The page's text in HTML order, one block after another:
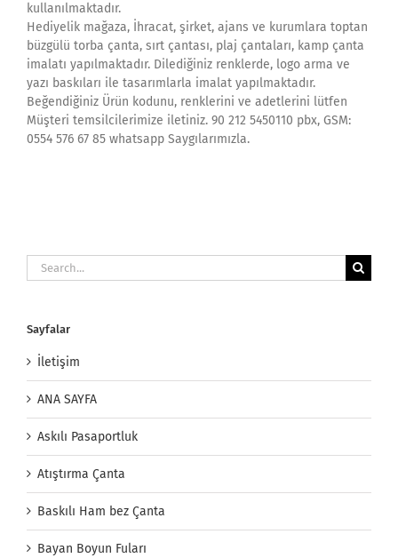
kullanılmaktadır.
Hediyelik mağaza, İhracat, şirket, ajans ve kurumlara toptan
büzgülü torba çanta, sırt çantası, plaj çantaları, kamp çanta
imalatı yapılmaktadır. Dilediğiniz renklerde, logo arma ve
yazı baskıları ile tasarımlarla imalat yapılmaktadır.
Beğendiğiniz Ürün kodunu, renklerini ve adetlerini lütfen
Müşteri temsilcilerimize iletiniz. 90 212 5450110 pbx, GSM:
0554 576 67 85 whatsapp Saygılarımızla.
Search
for:
Sayfalar
İletişim
ANA SAYFA
Askılı Pasaportluk
Atıştırma Çanta
Baskılı Ham bez Çanta
Bayan Boyun Fuları